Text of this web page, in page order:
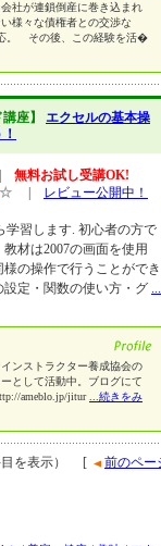
社が連鎖倒産に巻き込まれ
様々な債権者との交渉な
。 その後、この経験を活�
座】 エクセルの基本操
無料お試し受講OK!
☆ レビュー公開中！
学習します. 初心者の方で
材は2007の画面を使用
の操作で行うことができ
定・関数の使い方・グ ...
ンストラクター養成協会の
として活動中。ブログにて
ameblo.jp/jitur
...続きをみ
目を表示） [ 前のペー